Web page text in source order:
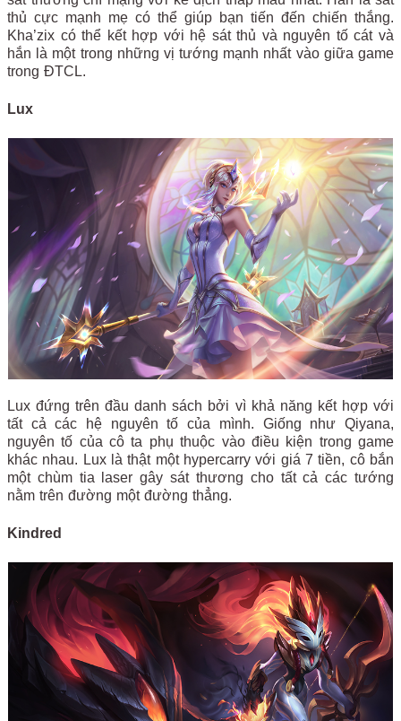
thủ cực mạnh mẹ có thể giúp bạn tiến đến chiến thắng.
Kha’zix có thể kết hợp với hệ sát thủ và nguyên tố cát và
hắn là một trong những vị tướng mạnh nhất vào giữa game
trong ĐTCL.
Lux
Lux đứng trên đầu danh sách bởi vì khả năng kết hợp với
tất cả các hệ nguyên tố của mình. Giống như Qiyana,
nguyên tố của cô ta phụ thuộc vào điều kiện trong game
khác nhau. Lux là thật một hypercarry với giá 7 tiền, cô bắn
một chùm tia laser gây sát thương cho tất cả các tướng
nằm trên đường một đường thẳng.
Kindred